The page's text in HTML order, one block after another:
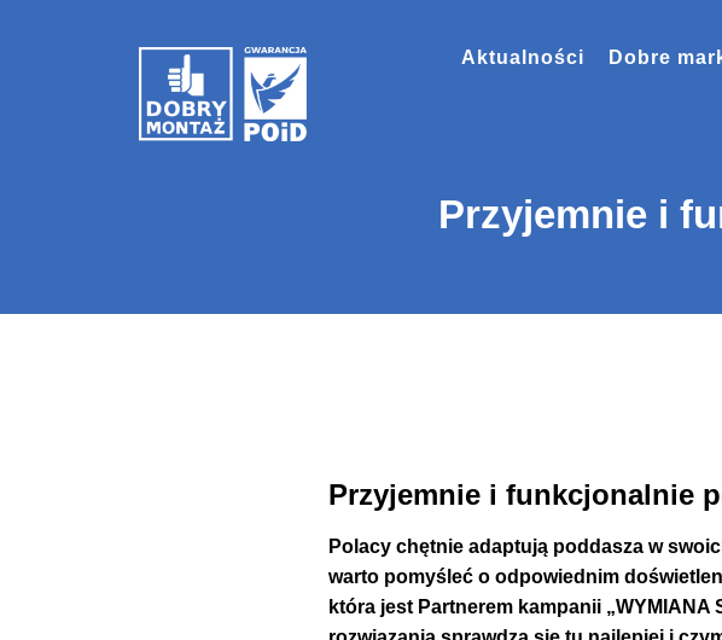
Aktualności Dobre
Przyjemnie i
Przyjemnie i funkcjonalnie
Polacy chętnie adaptują poddasza w
warto pomyśleć o odpowiednim
która jest Partnerem kampanii „WYMIANA